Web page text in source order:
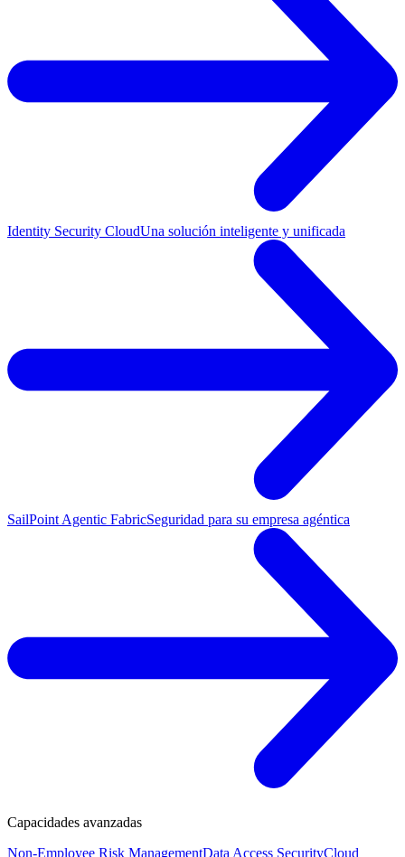
Identity Security CloudUna solución inteligente y unificada
SailPoint Agentic FabricSeguridad para su empresa agéntica
Capacidades avanzadas
Non-Employee Risk ManagementData Access SecurityCloud